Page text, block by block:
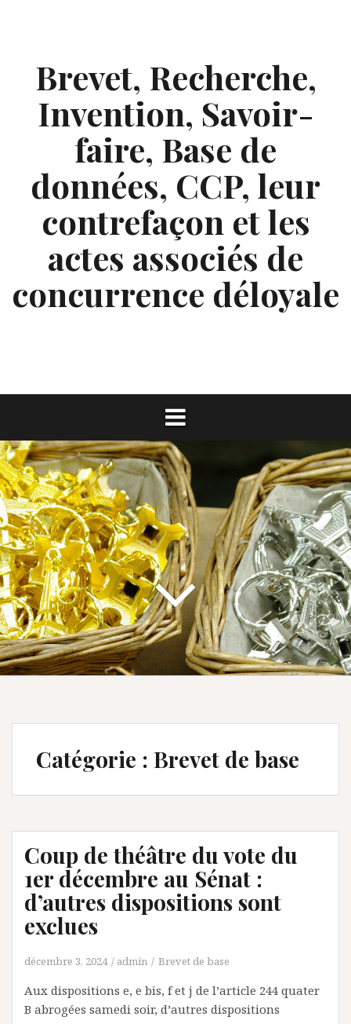
Brevet, Recherche,
Invention, Savoir-
faire, Base de
données, CCP, leur
contrefaçon et les
actes associés de
concurrence déloyale
Catégorie : Brevet de base
Coup de théâtre du vote du
1er décembre au Sénat :
d’autres dispositions sont
exclues
décembre 3, 2024 admin Brevet de base
Aux dispositions e, e bis, f et j de l’article 244 quater
B abrogées samedi soir, d’autres dispositions